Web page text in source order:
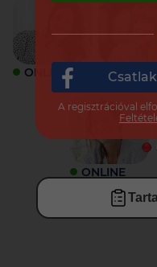
ONLINE ONLINE
ONLINE
A regisztrációval